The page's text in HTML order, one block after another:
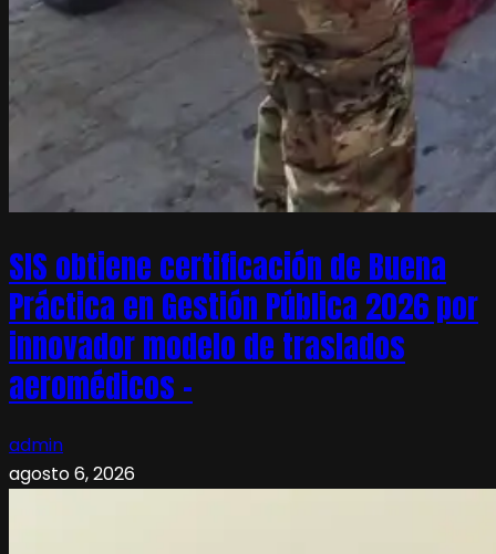
SIS obtiene certificación de Buena
Práctica en Gestión Pública 2026 por
innovador modelo de traslados
aeromédicos –
admin
agosto 6, 2026